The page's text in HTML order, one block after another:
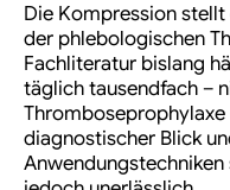
Die Kompression
der phlebologischen
Fachliteratur bislang
täglich tausendfach –
diagnostischer Blick